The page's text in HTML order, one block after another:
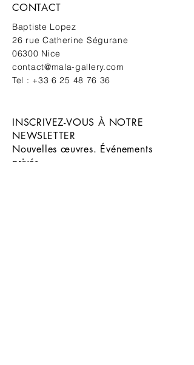
CONTACT
Baptiste Lopez
26 rue Catherine Ségurane
06300 Nice
contact@mala-gallery.com
Tel : +33 6 25 48 76 36
INSCRIVEZ-VOUS À NOTRE
NEWSLETTER
Nouvelles œuvres. Événements
privés.